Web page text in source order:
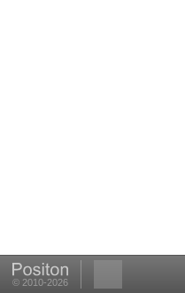
© 2010-2026